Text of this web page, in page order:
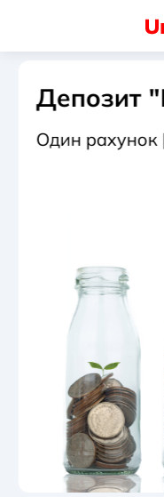
Депозит
Один рахунок